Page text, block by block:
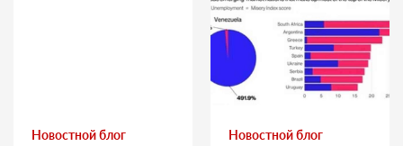
Новостной блог Новостной блог